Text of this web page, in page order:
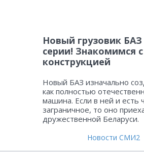
Новый грузовик
серии! Знакомимся с
конструкцией
Новый БАЗ изначально
как полностью
машина. Если в ней и есть
заграничное, то оно
дружественной Беларуси.
Новости СМИ2